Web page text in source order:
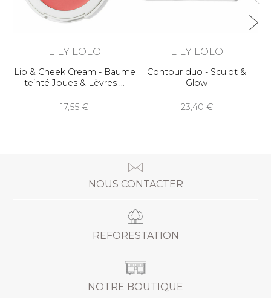
LILY LOLO
Lip & Cheek Cream - Baume
teinté Joues & Lèvres
17,55
LILY LOLO
Contour duo - Sculpt &
Glow
23,40
NOUS CONTACTER
REFORESTATION
NOTRE BOUTIQUE